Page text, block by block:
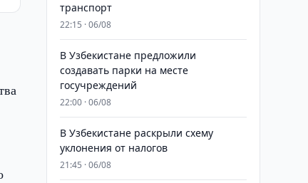
транспорт
22:15 · 06/08
В Узбекистане предложили
создавать парки на месте
госучреждений
22:00 · 06/08
В Узбекистане раскрыли схему
уклонения от налогов
21:45 · 06/08